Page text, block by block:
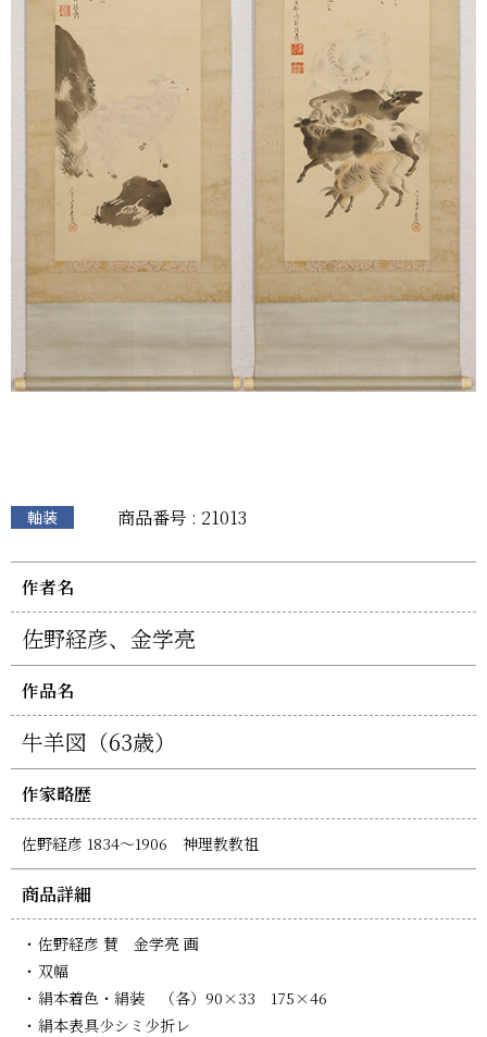
軸装 商品番号 : 21013
作者名
佐野経彦、金学亮
作品名
牛羊図（63歳）
作家略歴
佐野経彦 1834〜1906 神理教教祖
商品詳細
佐野経彦 賛 金学亮 画
双幅
絹本着色・絹装 （各）90×33 175×46
絹本表具少シミ少折レ